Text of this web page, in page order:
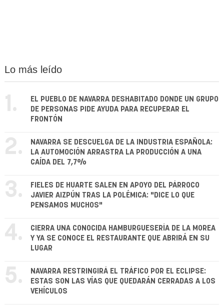
Lo más leído
1.
EL PUEBLO DE NAVARRA DESHABITADO DONDE UN GRUPO
DE PERSONAS PIDE AYUDA PARA RECUPERAR EL
FRONTÓN
2.
NAVARRA SE DESCUELGA DE LA INDUSTRIA ESPAÑOLA:
LA AUTOMOCIÓN ARRASTRA LA PRODUCCIÓN A UNA
CAÍDA DEL 7,7%
3.
FIELES DE HUARTE SALEN EN APOYO DEL PÁRROCO
JAVIER AIZPÚN TRAS LA POLÉMICA: "DICE LO QUE
PENSAMOS MUCHOS"
4.
CIERRA UNA CONOCIDA HAMBURGUESERÍA DE LA MOREA
Y YA SE CONOCE EL RESTAURANTE QUE ABRIRÁ EN SU
LUGAR
5.
NAVARRA RESTRINGIRÁ EL TRÁFICO POR EL ECLIPSE:
ESTAS SON LAS VÍAS QUE QUEDARÁN CERRADAS A LOS
VEHÍCULOS